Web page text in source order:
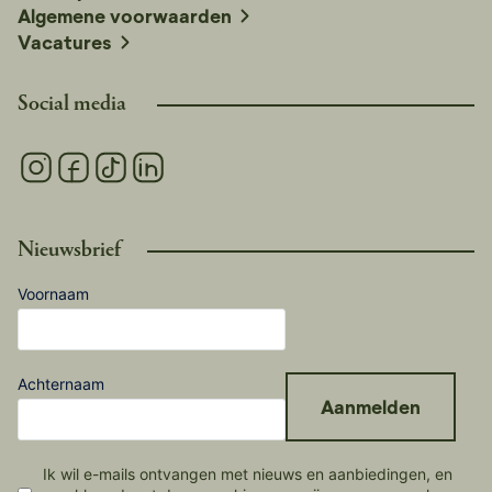
Social media
Nieuwsbrief
Voornaam
Achternaam
Ik wil e-mails ontvangen met nieuws en aanbiedingen, en
Aanmelden
Algemene voorwaarden
Vacatures